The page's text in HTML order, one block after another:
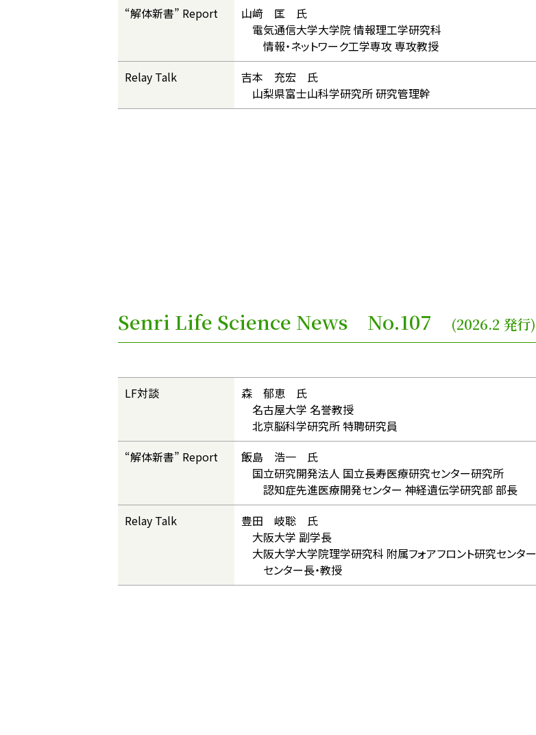
“解体新書” Report
山﨑 匡 氏
電気通信大学大学院 情報理工学研究科
情報・ネットワーク工学専攻 専攻教授
Relay Talk
吉本 充宏 氏
山梨県富士山科学研究所 研究管理幹
Senri Life Science News No.107 (2026.2 発行)
LF対談
森 郁恵 氏
名古屋大学 名誉教授
北京脳科学研究所 特聘研究員
“解体新書” Report
飯島 浩一 氏
国立研究開発法人 国立長寿医療研究センター研究所
認知症先進医療開発センター 神経遺伝学研究部 部長
Relay Talk
豊田 岐聡 氏
大阪大学 副学長
大阪大学大学院理学研究科 附属フォアフロント研究センター
センター長・教授